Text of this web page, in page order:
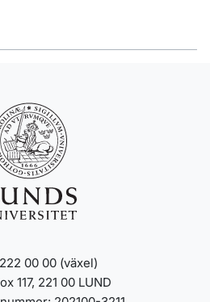
00 00 (växel)
117, 221 00 LUND